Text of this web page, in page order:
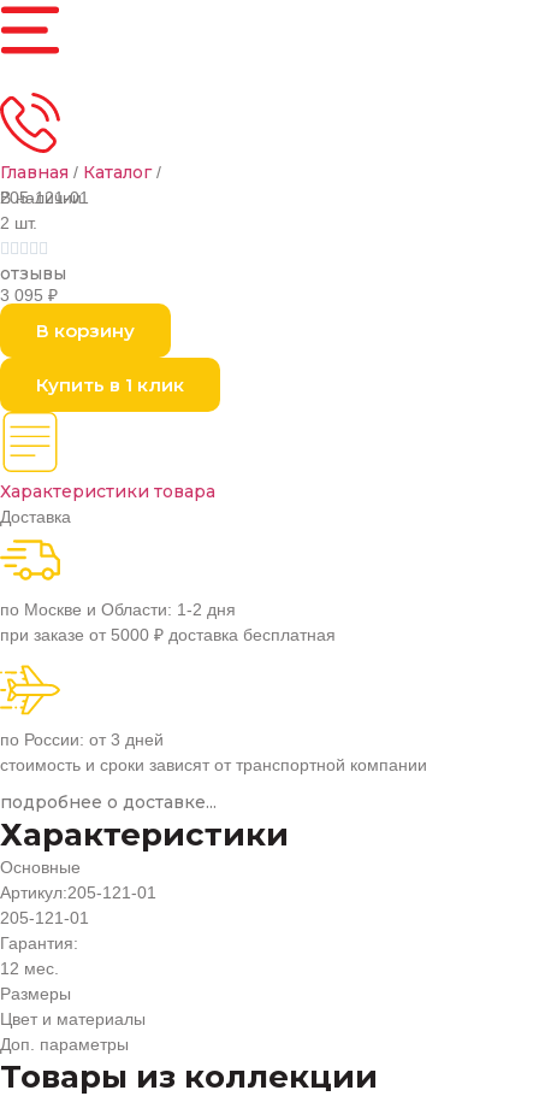
Главная / Каталог/
В наличии
2 шт.
205-121-01
    
отзывы
3 095 ₽
В корзину
Купить в 1 клик
Характеристики товара
Доставка
по Москве и Области: 1-2 дня
при заказе от 5000 ₽ доставка бесплатная
по России: от 3 дней
стоимость и сроки зависят от транспортной компании
подробнее о доставке...
Характеристики
Основные
Артикул:205-121-01
205-121-01
Гарантия:
12 мес.
Размеры
Цвет и материалы
Доп. параметры
Товары из коллекции